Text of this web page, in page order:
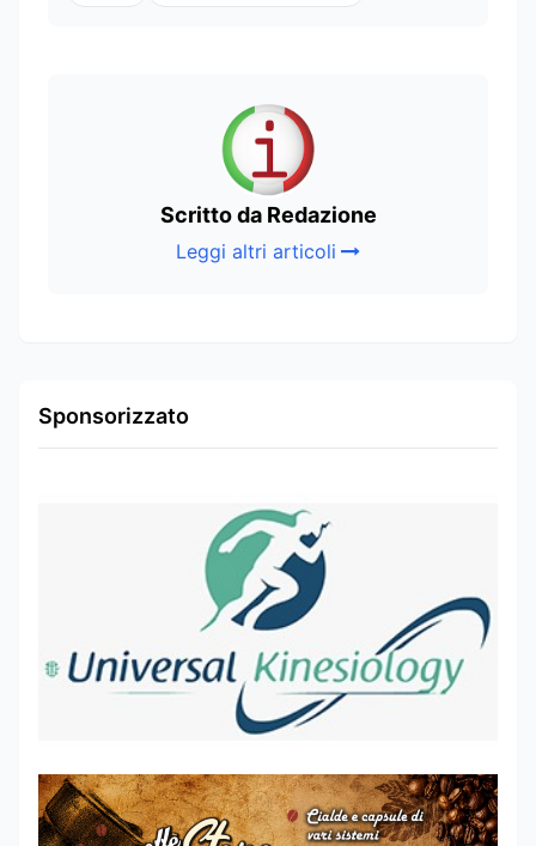
Scritto da Redazione
Leggi altri articoli
Sponsorizzato